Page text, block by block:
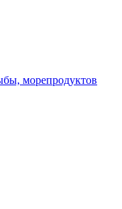
морепродуктов